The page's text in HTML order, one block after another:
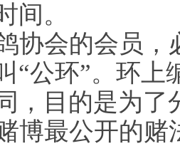
间。
协会的会员，
“公环”。环上
，目的是为了
博最公开的赌